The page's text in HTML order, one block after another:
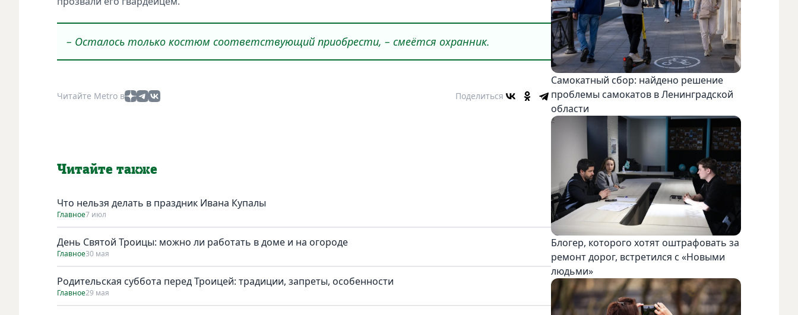
– Осталось только костюм соответствующий приобрести, – смеётся охранник.
Читайте Metro в Поделиться
Читайте также
Что нельзя делать в праздник Ивана Купалы
Главное7 июл
День Святой Троицы: можно ли работать в доме и на огороде
Главное30 мая
Родительская суббота перед Троицей: традиции, запреты, особенности
Главное29 мая
Самокатный сбор: найдено решение
проблемы самокатов в Ленинградской
области
Блогер, которого хотят оштрафовать за
ремонт дорог, встретился с «Новыми
людьми»